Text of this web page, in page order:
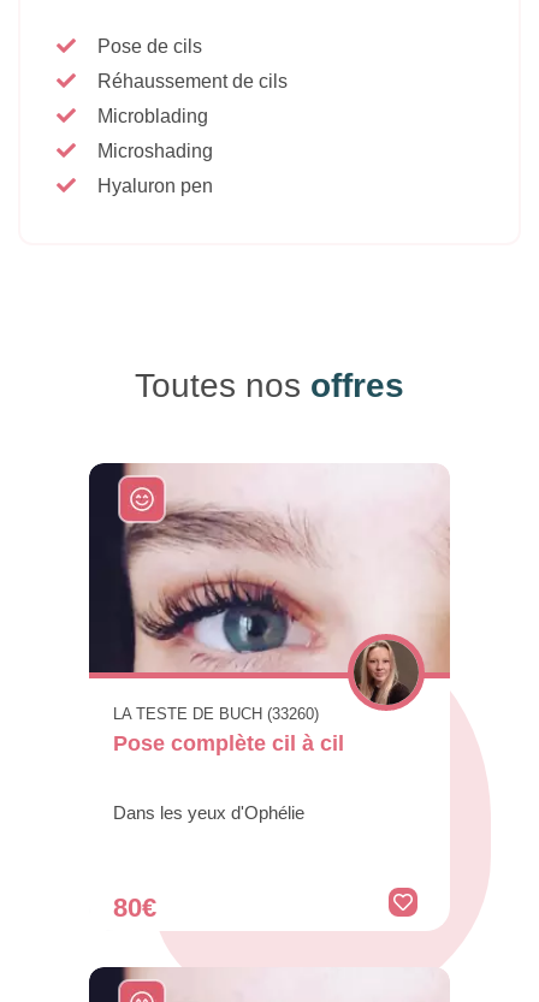
Pose de cils
Réhaussement de cils
Microblading
Microshading
Hyaluron pen
Toutes nos offres
LA TESTE DE BUCH (33260)
Pose complète cil à cil
Dans les yeux d'Ophélie
80€